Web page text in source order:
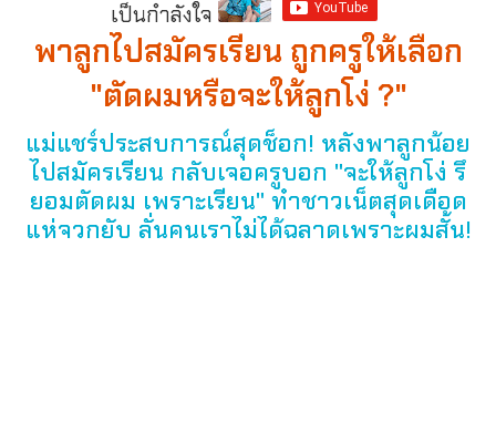
เป็นกำลังใจ
พาลูกไปสมัครเรียน ถูกครูให้เลือก
"ตัดผมหรือจะให้ลูกโง่ ?"
แม่แชร์ประสบการณ์สุดช็อก! หลังพาลูกน้อย
ไปสมัครเรียน กลับเจอครูบอก "จะให้ลูกโง่ รึ
ยอมตัดผม เพราะเรียน" ทำชาวเน็ตสุดเดือด
แห่จวกยับ ลั่นคนเราไม่ได้ฉลาดเพราะผมสั้น!